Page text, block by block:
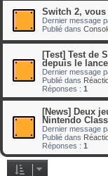
Switch 2, vous
Dernier message
Publié dans
[Test] Test de
depuis le
Dernier message
Publié dans
Réponses : 1
[News] Deux
Nintendo
Dernier message
Publié dans
Réponses : 1